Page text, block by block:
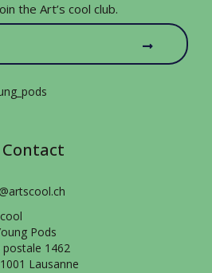
the Art’s cool club.
Contact
Pods
postale 1462
Lausanne